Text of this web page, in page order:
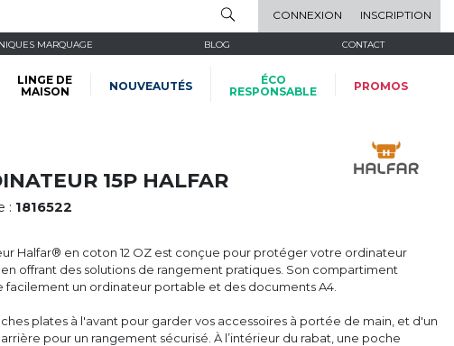
CONNEXION INSCRIPTION
MARQUAGE BLOG CONTACT
LINGE DE
MAISON
NOUVEAUTÉS
ÉCO
RESPONSABLE
PROMOS
15P HALFAR
: 1816522
Halfar® en coton 12 OZ est conçue pour protéger votre ordinateur
en offrant des solutions de rangement pratiques. Son compartiment
facilement un ordinateur portable et des documents A4.
plates à l'avant pour garder vos accessoires à portée de main, et d'un
pour un rangement sécurisé. À l’intérieur du rabat, une poche